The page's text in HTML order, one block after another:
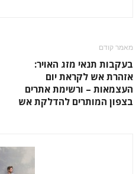
מאמר קודם
בעקבות תנאי מזג האויר:
אזהרת אש לקראת יום
העצמאות – ורשימת אתרים
בצפון המותרים להדלקת אש